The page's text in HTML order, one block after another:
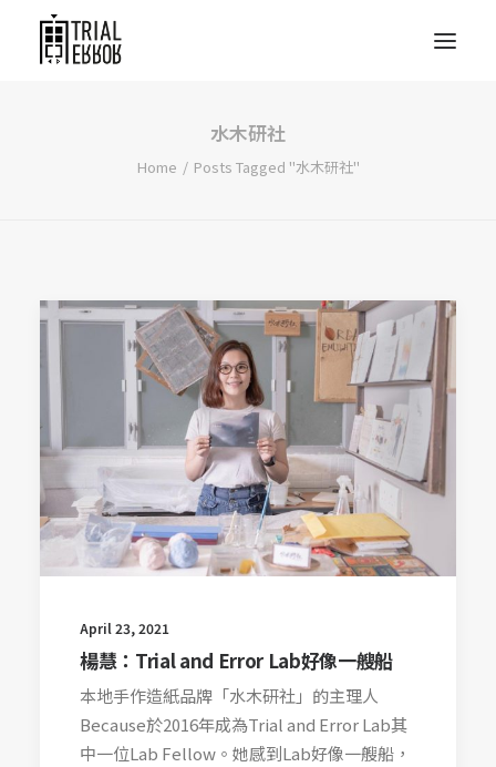
水木研社
Home Posts Tagged "水木研社"
April 23, 2021
楊慧：Trial and Error Lab好像一艘船
本地手作造紙品牌「水木研社」的主理人
Because於2016年成為Trial and Error Lab其
中一位Lab Fellow。她感到Lab好像一艘船，